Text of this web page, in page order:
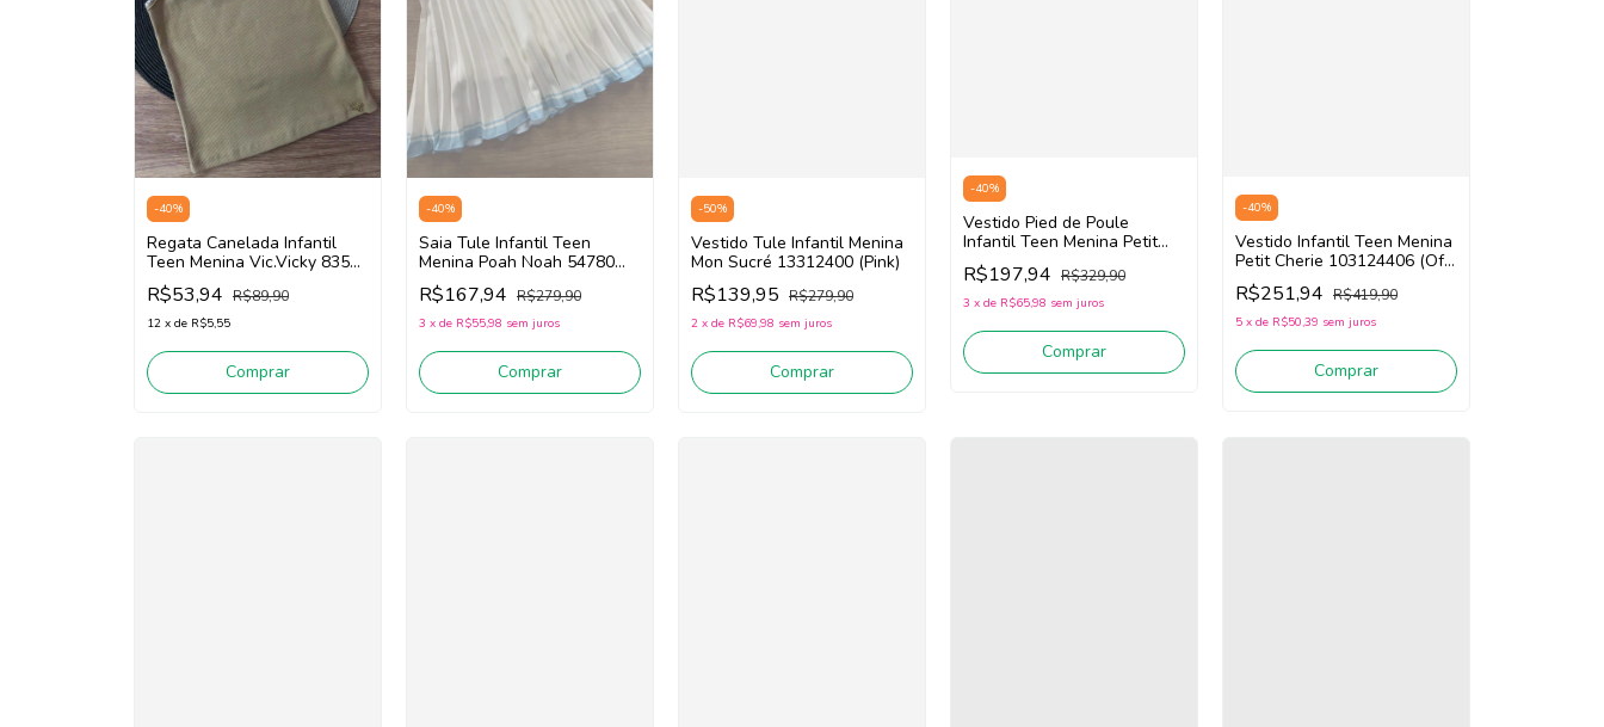
-40%
Regata Canelada Infantil
Teen Menina Vic.Vicky 83539
(Bege Escuro)
R$53,94 R$89,90
12 x de R$5,55
Comprar
-40%
Saia Tule Infantil Teen
Menina Poah Noah 54780
(Off White)
R$167,94 R$279,90
3 x de R$55,98 sem juros
Comprar
-50%
Vestido Tule Infantil Menina
Mon Sucré 13312400 (Pink)
R$139,95 R$279,90
2 x de R$69,98 sem juros
Comprar
-40%
Vestido Pied de Poule
Infantil Teen Menina Petit
Cherie 103122126
(Preto/Azul)
R$197,94 R$329,90
3 x de R$65,98 sem juros
Comprar
-40%
Vestido Infantil Teen Menina
Petit Cherie 103124406 (Off
White/Preto)
R$251,94 R$419,90
5 x de R$50,39 sem juros
Comprar